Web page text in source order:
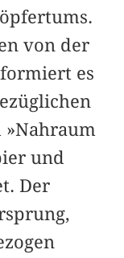
von der
es
»Nahraum
und
Der